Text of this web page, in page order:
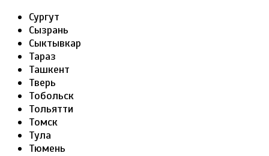
Сургут
Сызрань
Сыктывкар
Тараз
Ташкент
Тверь
Тобольск
Тольятти
Томск
Тула
Тюмень